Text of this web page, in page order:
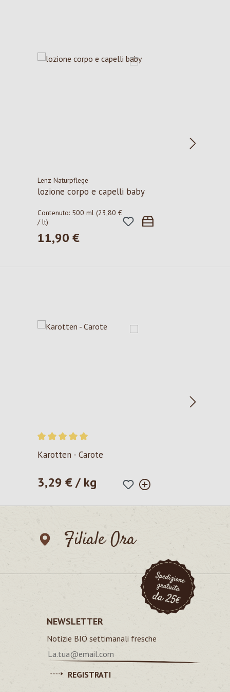
Lenz Naturpflege
lozione corpo e capelli baby
Contenuto: 500 ml (23,80 €
/ lt)
Prezzo normale:
11,90 €
Valutazione media di 5 su 5 stelle
Karotten - Carote
Prezzo normale:
3,29 € / kg
Filiale Ora
NEWSLETTER
Notizie BIO settimanali fresche
REGISTRATI